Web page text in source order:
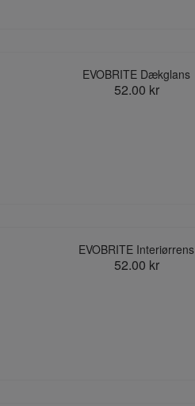
EVOBRITE Dækglans
52.00 kr
EVOBRITE Interiørrens
52.00 kr